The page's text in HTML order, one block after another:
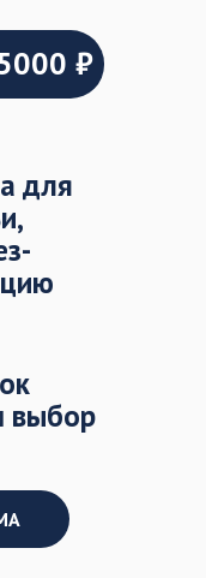
для
выбор
₽